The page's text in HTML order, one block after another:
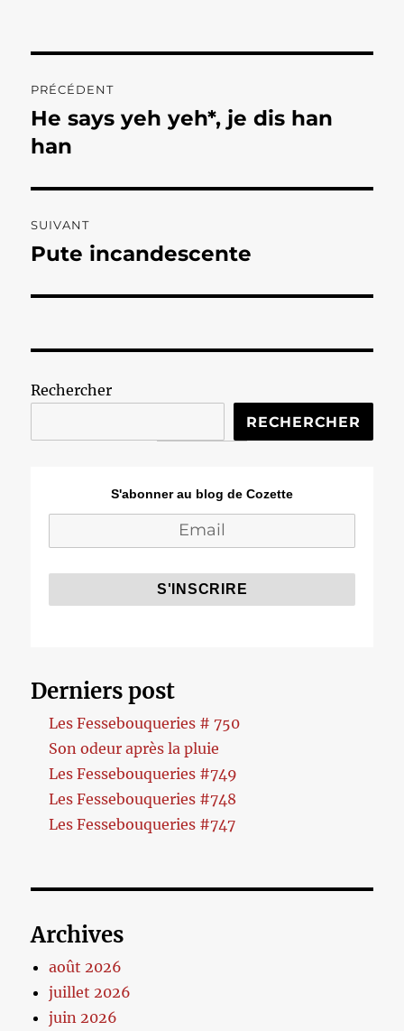
de
l’article
PRÉCÉDENT
Publication
précédente :
He says yeh yeh*, je dis han
han
SUIVANT
Publication
Pute incandescente
Rechercher
RECHERCHER
S'abonner au blog de Cozette
Derniers post
Les Fessebouqueries # 750
Son odeur après la pluie
Les Fessebouqueries #749
Les Fessebouqueries #748
Les Fessebouqueries #747
Archives
août 2026
juillet 2026
juin 2026